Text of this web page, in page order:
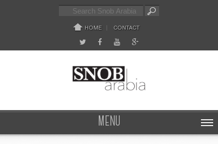
HOME CONTACT
MENU